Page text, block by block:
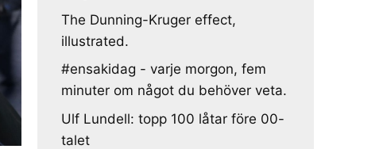
The Dunning-Kruger effect,
illustrated.
#ensakidag - varje morgon, fem
minuter om något du behöver veta.
Ulf Lundell: topp 100 låtar före 00-
talet